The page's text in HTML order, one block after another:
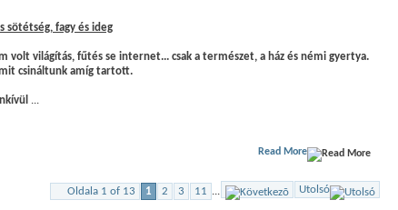
sötétség, fagy és ideg
volt világítás, fűtés se internet... csak a természet, a ház és némi gyertya.
csináltunk amíg tartott.
...
Read More
Oldala 1 of 13 1 2 3 11 Utolsó